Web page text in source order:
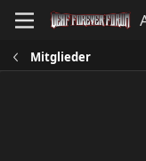
Mitglieder